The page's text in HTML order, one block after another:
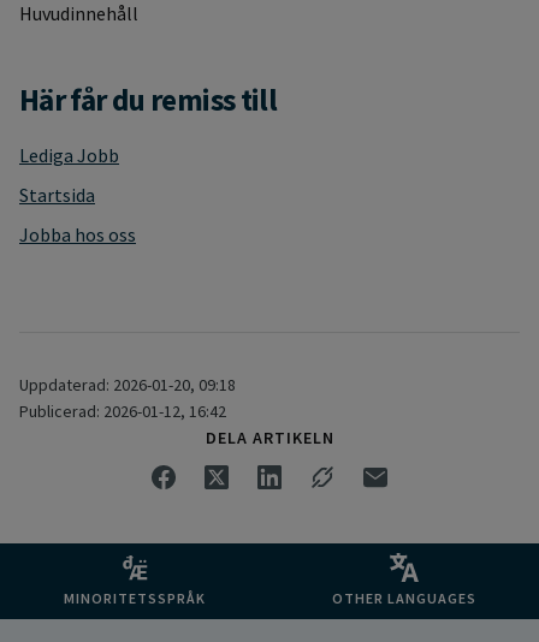
Huvudinnehåll
Här får du remiss till
Lediga Jobb
Startsida
Jobba hos oss
Uppdaterad: 2026-01-20, 09:18
Publicerad: 2026-01-12, 16:42
DELA ARTIKELN
MINORITETSSPRÅK OTHER LANGUAGES